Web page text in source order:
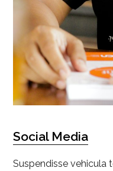
Social Media
Suspendisse vehicula